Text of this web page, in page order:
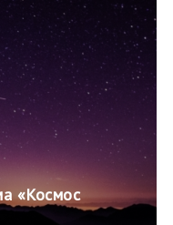
«Космос